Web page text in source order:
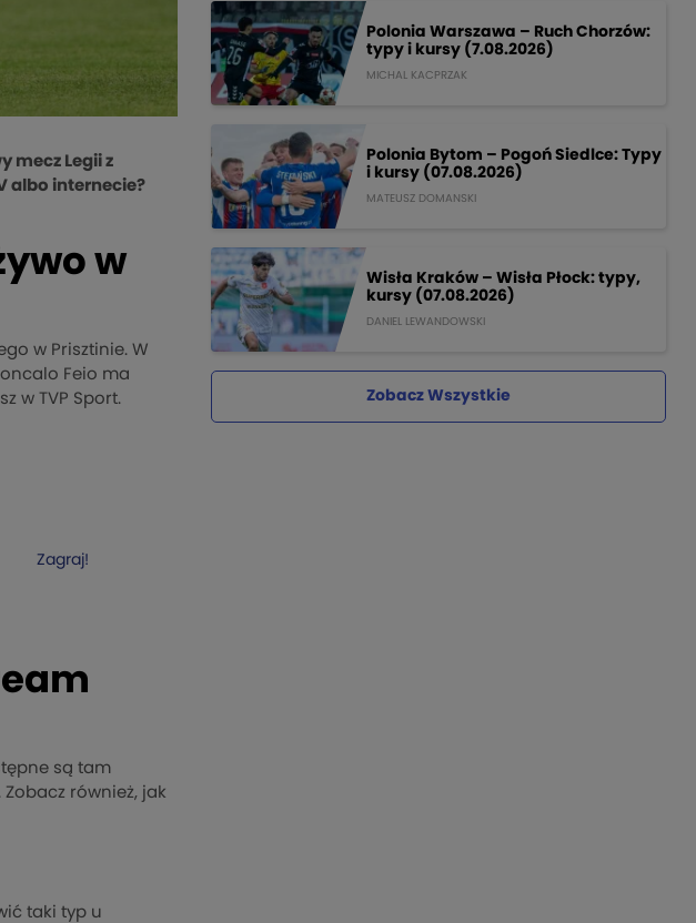
mecz Legii z
albo internecie?
w
w Prisztinie. W
Feio ma
w TVP Sport.
Zagraj!
są tam
również, jak
taki typ u
Polonia Warszawa – Ruch Chorzów:
typy i kursy (7.08.2026)
MICHAL KACPRZAK
Polonia Bytom – Pogoń Siedlce: Typy
i kursy (07.08.2026)
MATEUSZ DOMANSKI
Wisła Kraków – Wisła Płock: typy,
kursy (07.08.2026)
DANIEL LEWANDOWSKI
Zobacz Wszystkie